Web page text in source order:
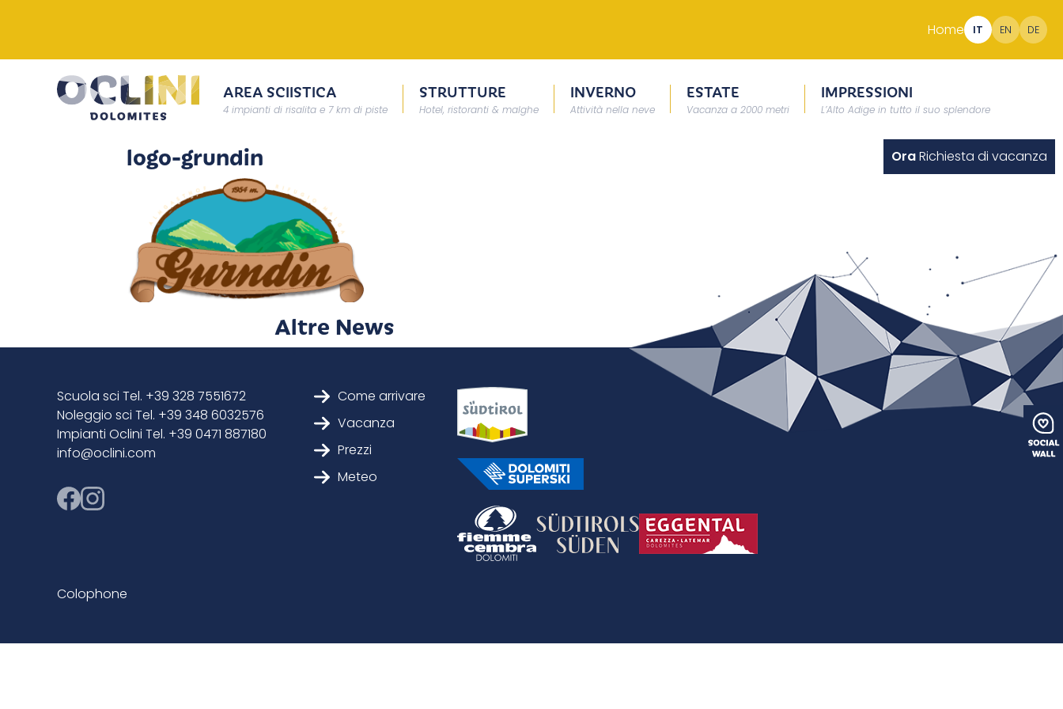
Home IT EN DE
AREA SCIISTICA
4 impianti di risalita e 7 km di piste
STRUTTURE
Hotel, ristoranti & malghe
INVERNO
Attività nella neve
ESTATE
Vacanza a 2000 metri
IMPRESSIONI
L’Alto Adige in tutto il suo splendore
OraRichiesta di vacanza
logo-grundin
Altre News
Scuola sci Tel. +39 328 7551672
Noleggio sci Tel. +39 348 6032576
Impianti Oclini Tel. +39 0471 887180
info@oclini.com
Come arrivare
Vacanza
Prezzi
Meteo
Colophone